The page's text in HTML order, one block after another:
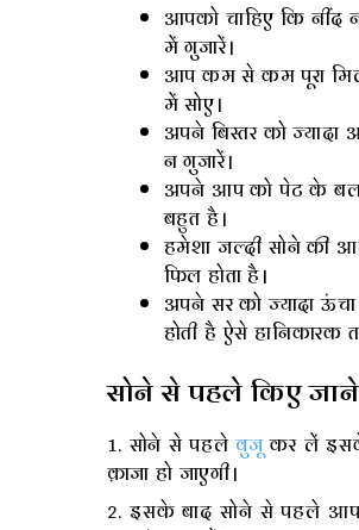
आपको चाहिए कि नींद
में गुजारें।
आप कम से कम पूरा
में सोए।
अपने बिस्तर को
न गुजारें।
अपने आप को पेट के बल
बहुत है।
हमेशा जल्दी सोने की
फिल होता है।
अपने सर को ज्यादा
होती है ऐसे
सोने से पहले किए
1. सोने से पहलेवुजूकर लें इसके
क़ाजा हो जाएगी।
2. इसके बाद सोने से पहले आप